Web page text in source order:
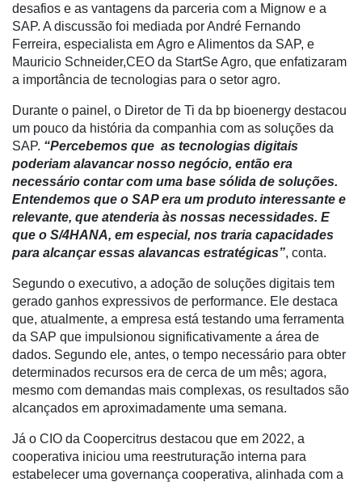
Troca
de
Cadeira
Artigos
Agenda
Agricultura
Precisão
Automação
e
Robótica
Dados
e
Análise
E-
Commerce
Informatização
da
Agricultura
Vertical
desafios e as vantagens da parceria com a Mignow e a
SAP. A discussão foi mediada por André Fernando
Ferreira, especialista em Agro e Alimentos da SAP, e
Mauricio Schneider,CEO da StartSe Agro, que enfatizaram
a importância de tecnologias para o setor agro.
Durante o painel, o Diretor de Ti da bp bioenergy destacou
um pouco da história da companhia com as soluções da
SAP. “Percebemos que as tecnologias digitais
poderiam alavancar nosso negócio, então era
necessário contar com uma base sólida de soluções.
Entendemos que o SAP era um produto interessante e
relevante, que atenderia às nossas necessidades. E
que o S/4HANA, em especial, nos traria capacidades
para alcançar essas alavancas estratégicas”, conta.
Segundo o executivo, a adoção de soluções digitais tem
gerado ganhos expressivos de performance. Ele destaca
que, atualmente, a empresa está testando uma ferramenta
da SAP que impulsionou significativamente a área de
dados. Segundo ele, antes, o tempo necessário para obter
determinados recursos era de cerca de um mês; agora,
mesmo com demandas mais complexas, os resultados são
alcançados em aproximadamente uma semana.
Já o CIO da Coopercitrus destacou que em 2022, a
cooperativa iniciou uma reestruturação interna para
estabelecer uma governança cooperativa, alinhada com a